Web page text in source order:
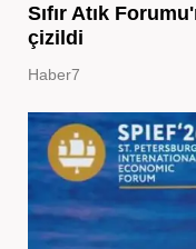
Sıfır Atık
çizildi
Haber7